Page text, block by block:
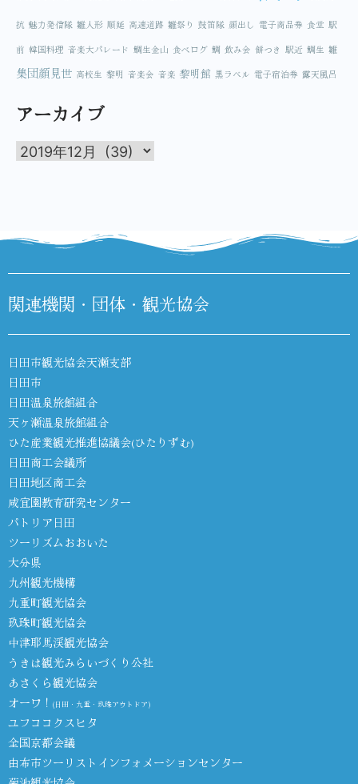
抗 魅力発信隊 雛人形 順延 高速道路 雛祭り 鼓笛隊 顔出し 電子商品券 食堂 駅
前 韓国料理 音楽大パレード 鯛生金山 食べログ 鯛 飲み会 餅つき 駅近 鯛生 雛
集団顔見世 高校生 黎明 音楽会 音楽 黎明館 黒ラベル 電子宿泊券 露天風呂
アーカイブ
関連機関・団体・観光協会
日田市観光協会天瀬支部
日田市
日田温泉旅館組合
天ヶ瀬温泉旅館組合
ひた産業観光推進協議会(ひたりずむ)
日田商工会議所
日田地区商工会
咸宜園教育研究センター
パトリア日田
ツーリズムおおいた
大分県
九州観光機構
九重町観光協会
玖珠町観光協会
中津耶馬渓観光協会
うきは観光みらいづくり公社
あさくら観光協会
オーワ！ (日田・九重・玖珠アウトドア)
ユフココクスヒタ
全国京都会議
由布市ツーリストインフォメーションセンター